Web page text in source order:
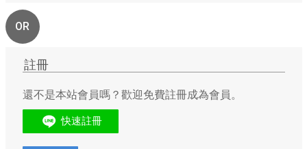
OR
註冊
還不是本站會員嗎？歡迎免費註冊成為會員。